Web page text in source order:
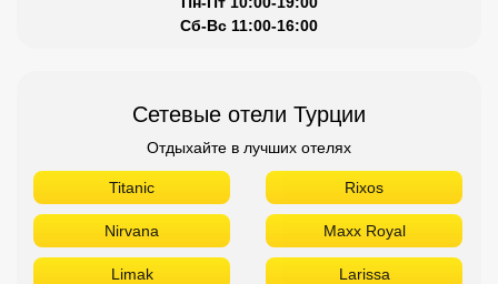
Сб-Вс 11:00-16:00
Сетевые отели Турции
Отдыхайте в лучших отелях
Titanic Rixos
Nirvana Maxx Royal
Limak Larissa